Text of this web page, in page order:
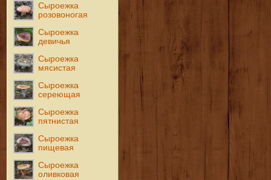
Сыроежка
розовоногая
Сыроежка
девичья
Сыроежка
мясистая
Сыроежка
сереющая
Сыроежка
пятнистая
Сыроежка
пищевая
Сыроежка
оливковая